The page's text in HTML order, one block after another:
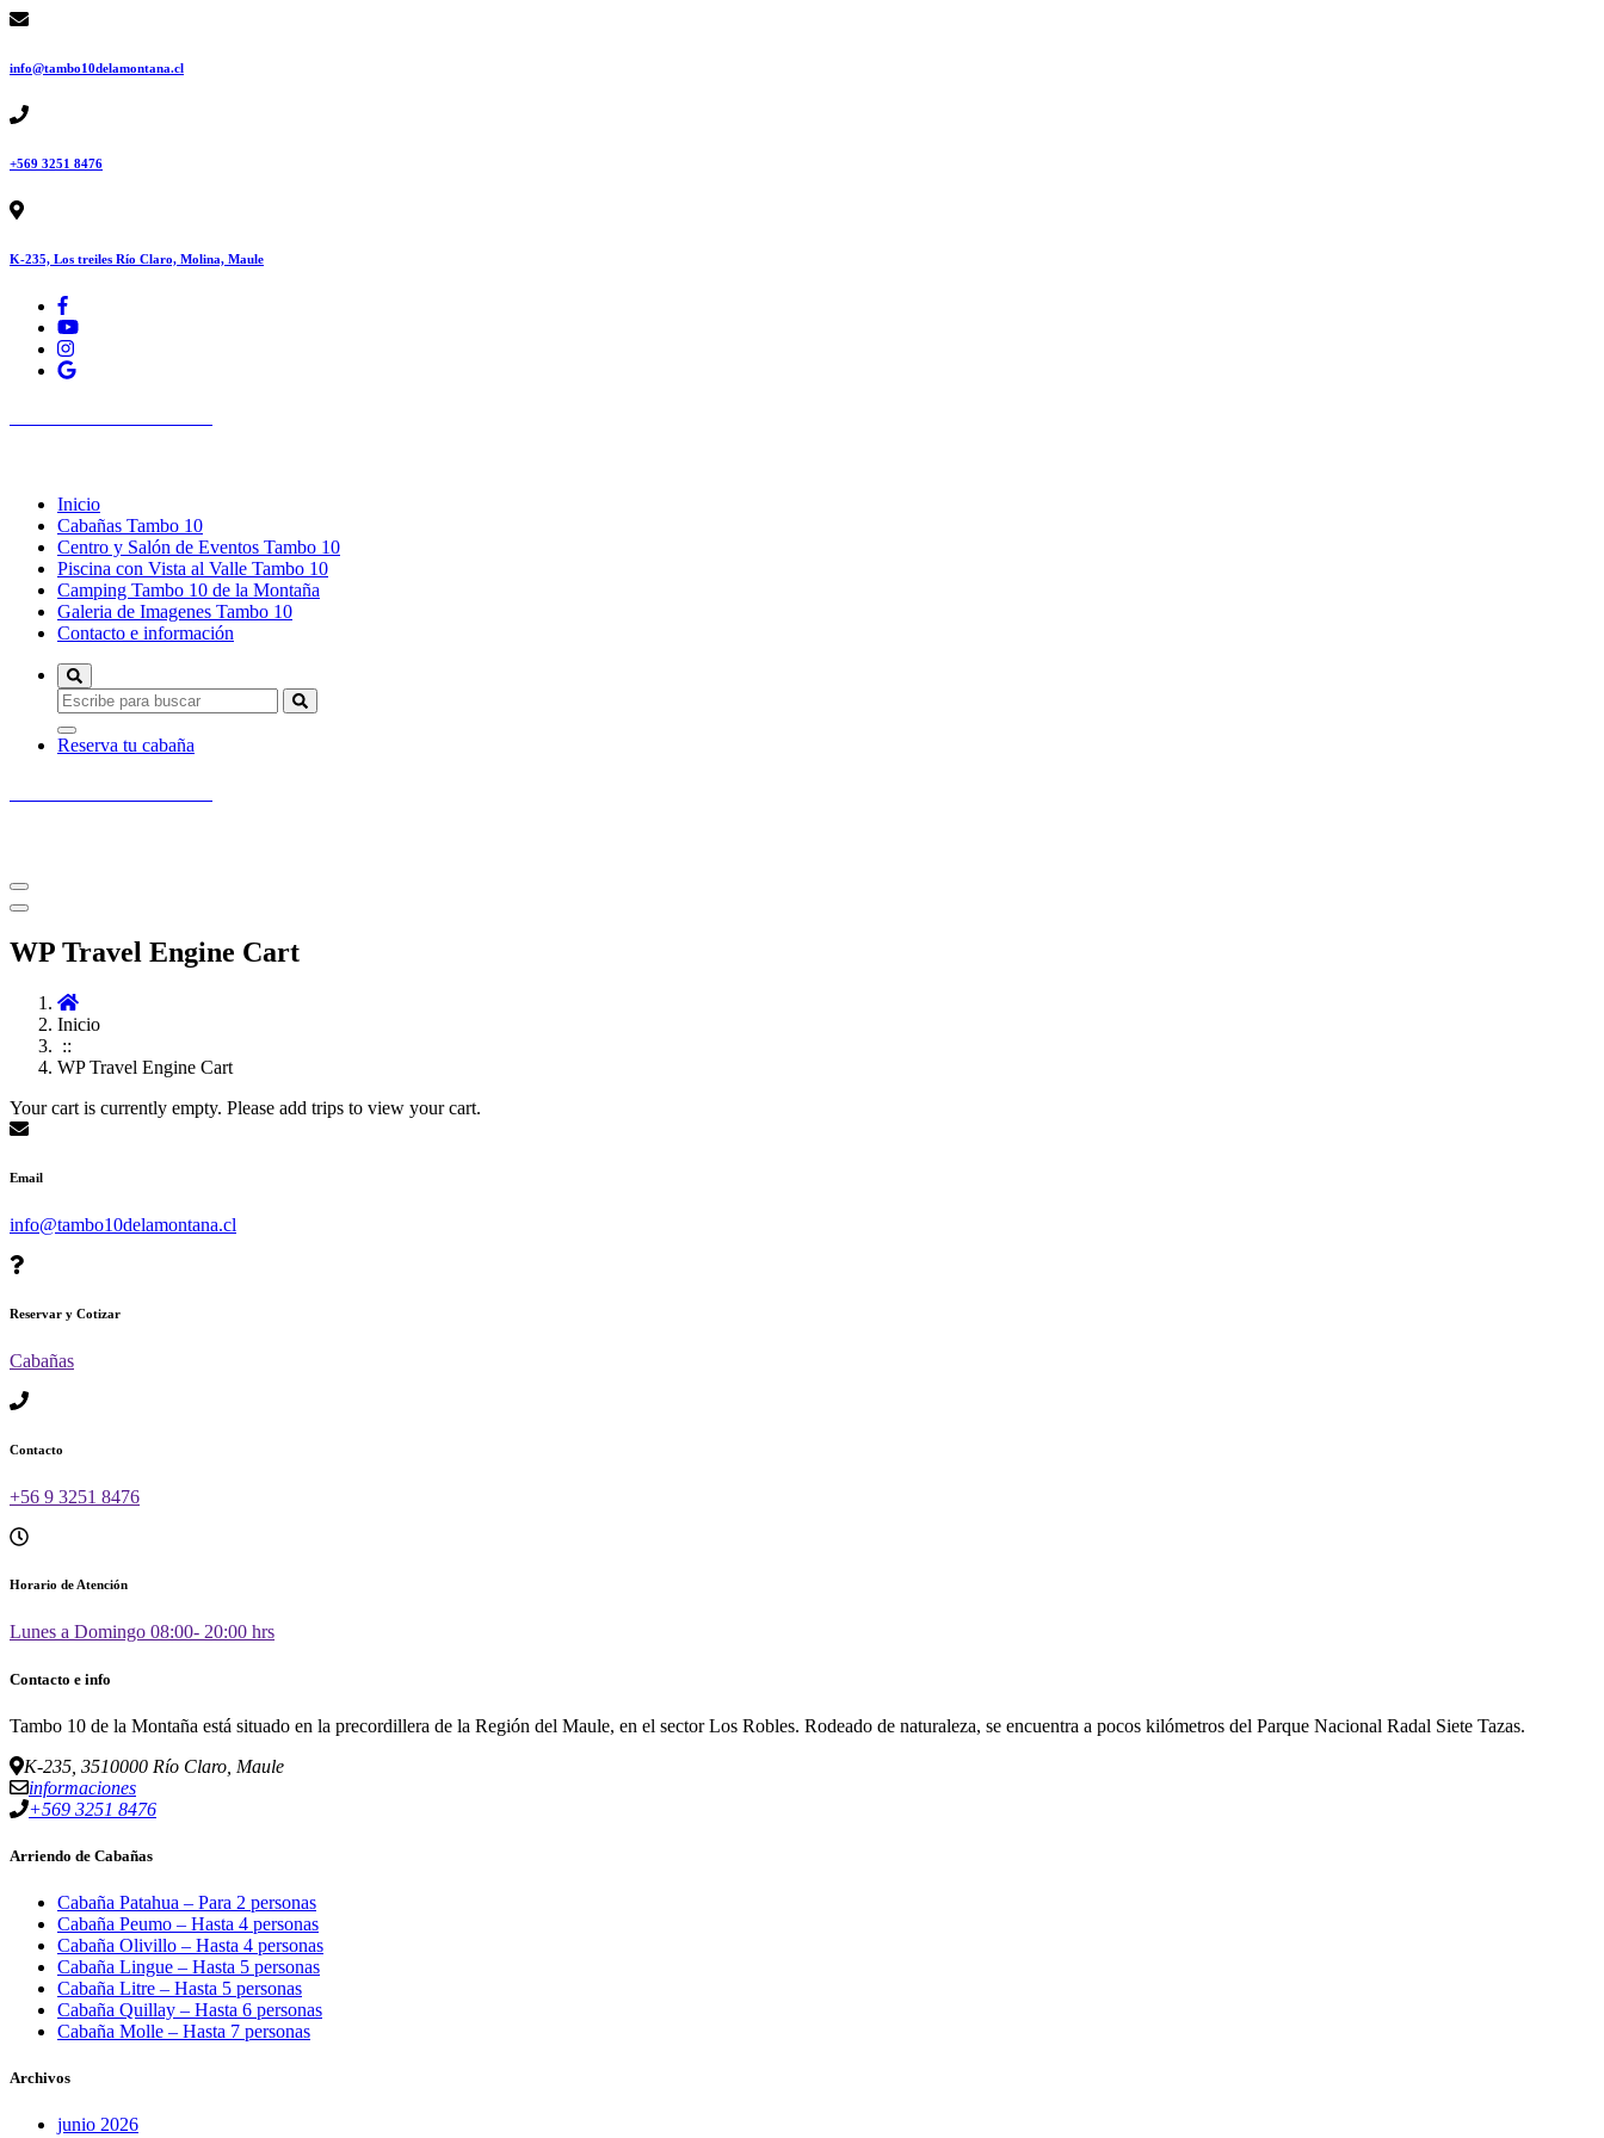
Saltar
contenido
info@tambo10delamontana.cl
+569 3251 8476
K-235, Los treiles Río Claro, Molina, Maule
Inicio
Cabañas Tambo 10
Centro y Salón de Eventos Tambo 10
Piscina con Vista al Valle Tambo 10
Camping Tambo 10 de la Montaña
Galeria de Imagenes Tambo 10
Contacto e información
Reserva tu cabaña
WP Travel Engine Cart
Inicio
::
WP Travel Engine Cart
Your cart is currently empty. Please add trips to view your cart.
Email
info@tambo10delamontana.cl
Reservar y Cotizar
Cabañas
Contacto
+56 9 3251 8476
Horario de Atención
Lunes a Domingo 08:00- 20:00 hrs
Contacto e info
Tambo 10 de la Montaña está situado en la precordillera de la Región del Maule, en el sector Los Robles. Rodeado de naturaleza, se encuentra a pocos kilómetros del Parque Nacional Radal Siete Tazas.
K-235, 3510000 Río Claro, Maule
informaciones
+569 3251 8476
Arriendo de Cabañas
Cabaña Patahua – Para 2 personas
Cabaña Peumo – Hasta 4 personas
Cabaña Olivillo – Hasta 4 personas
Cabaña Lingue – Hasta 5 personas
Cabaña Litre – Hasta 5 personas
Cabaña Quillay – Hasta 6 personas
Cabaña Molle – Hasta 7 personas
Archivos
junio 2026